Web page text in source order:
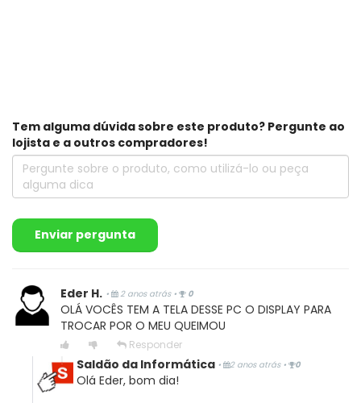
Tem alguma dúvida sobre este produto? Pergunte ao
lojista e a outros compradores!
Enviar pergunta
Eder H. • 2 anos atrás • 0
OLÁ VOCÊS TEM A TELA DESSE PC O DISPLAY PARA
TROCAR POR O MEU QUEIMOU
Responder
Saldão da Informática • 2 anos atrás • 0
Olá Eder, bom dia!